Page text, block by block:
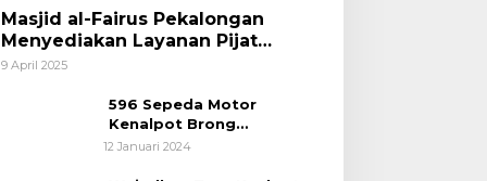
Masjid al-Fairus Pekalongan
Menyediakan Layanan Pijat
hingga Potong Rambut Gratis bagi
9 April 2025
596 Sepeda Motor
Kenalpot Brong
Diamankan Polres
12 Januari 2024